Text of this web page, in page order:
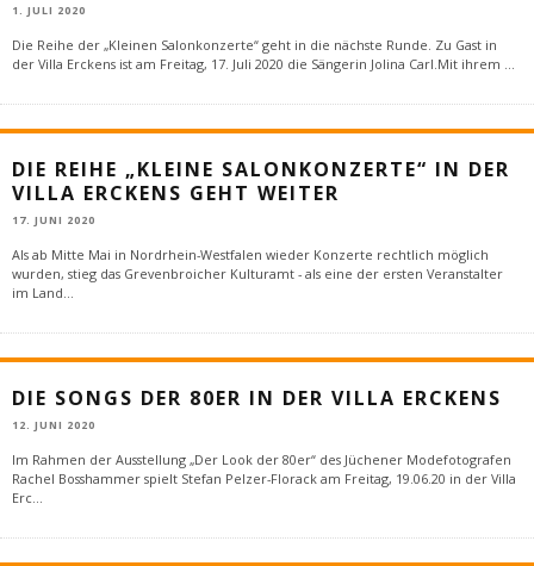
1. JULI 2020
Die Reihe der „Kleinen Salonkonzerte“ geht in die nächste Runde. Zu Gast in
der Villa Erckens ist am Freitag, 17. Juli 2020 die Sängerin Jolina Carl.Mit ihrem
DIE REIHE „KLEINE SALONKONZERTE“ IN DER
VILLA ERCKENS GEHT WEITER
17. JUNI 2020
Als ab Mitte Mai in Nordrhein-Westfalen wieder Konzerte rechtlich möglich
wurden, stieg das Grevenbroicher Kulturamt - als eine der ersten Veranstalter
im Land
DIE SONGS DER 80ER IN DER VILLA ERCKENS
12. JUNI 2020
Im Rahmen der Ausstellung „Der Look der 80er“ des Jüchener Modefotografen
Rachel Bosshammer spielt Stefan Pelzer-Florack am Freitag, 19.06.20 in der Villa
Erc...